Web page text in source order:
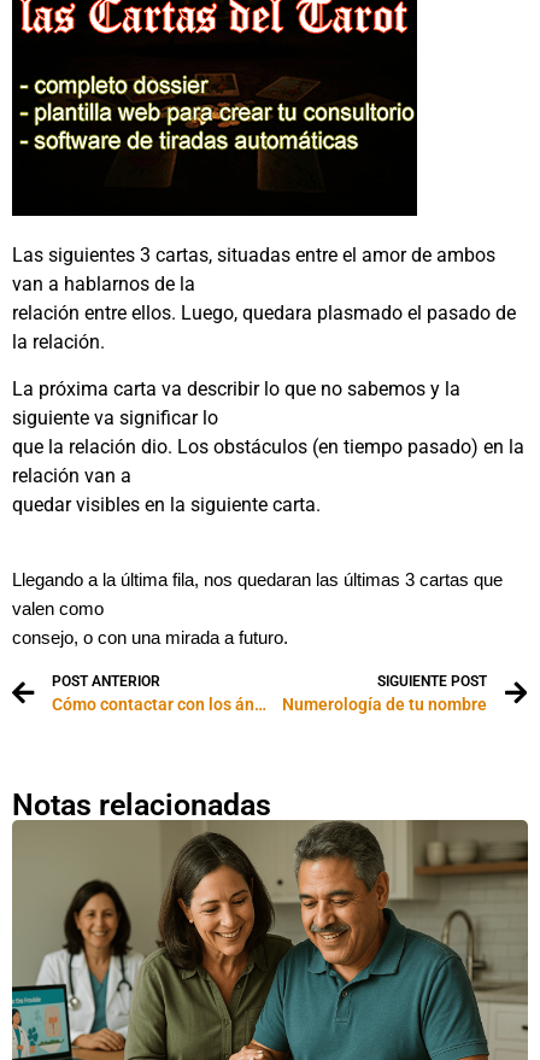
Las siguientes 3 cartas, situadas entre el amor de ambos
van a hablarnos de la
relación entre ellos. Luego, quedara plasmado el pasado de
la relación.
La próxima carta va describir lo que no sabemos y la
siguiente va significar lo
que la relación dio. Los obstáculos (en tiempo pasado) en la
relación van a
quedar visibles en la siguiente carta.
Llegando a la última fila, nos quedaran las últimas 3 cartas que
valen como
consejo, o con una mirada a futuro.
POST ANTERIOR
Cómo contactar con los ángeles
SIGUIENTE POST
Numerología de tu nombre
Notas relacionadas